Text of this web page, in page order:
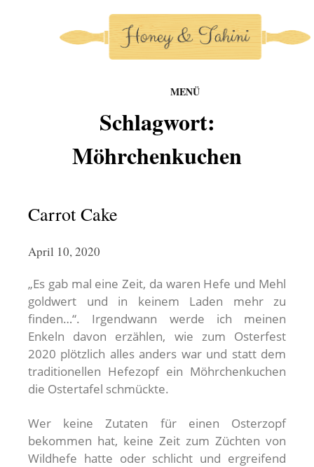
MENÜ
honey-and-tahini
Schlagwort:
Möhrchenkuchen
Carrot Cake
April 10, 2020
„Es gab mal eine Zeit, da waren Hefe und Mehl
goldwert und in keinem Laden mehr zu
finden…“. Irgendwann werde ich meinen
Enkeln davon erzählen, wie zum Osterfest
2020 plötzlich alles anders war und statt dem
traditionellen Hefezopf ein Möhrchenkuchen
die Ostertafel schmückte.
Wer keine Zutaten für einen Osterzopf
bekommen hat, keine Zeit zum Züchten von
Wildhefe hatte oder schlicht und ergreifend